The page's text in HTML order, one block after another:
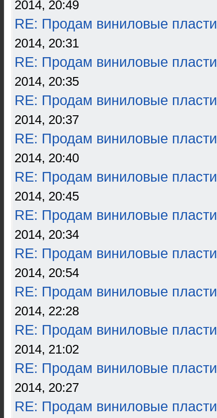
2014, 20:49
RE: Продам виниловые
2014, 20:31
RE: Продам виниловые
2014, 20:35
RE: Продам виниловые
2014, 20:37
RE: Продам виниловые
2014, 20:40
RE: Продам виниловые
2014, 20:45
RE: Продам виниловые
2014, 20:34
RE: Продам виниловые
2014, 20:54
RE: Продам виниловые
2014, 22:28
RE: Продам виниловые
2014, 21:02
RE: Продам виниловые
2014, 20:27
RE: Продам виниловые